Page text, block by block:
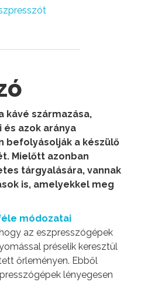
kávé származása,
azok aránya
befolyásolják a készülő
Mielőtt azonban
tárgyalására, vannak
is, amelyekkel meg
módozatai
az eszpresszógépek
préselik keresztül
őrleményen. Ebből
lényegesen